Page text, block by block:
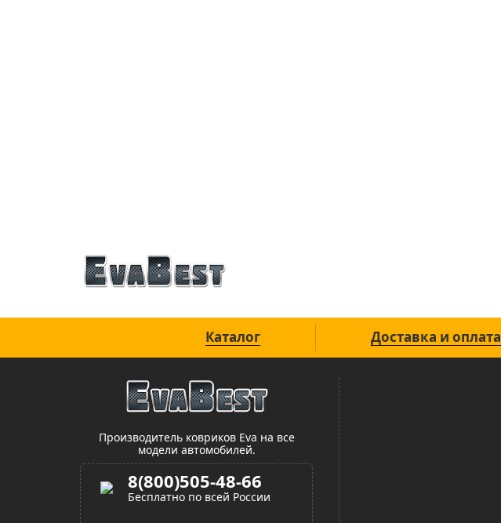
Каталог Доставка и оплата
Производитель ковриков Eva на все
модели автомобилей.
8(800)505-48-66
Бесплатно по всей России